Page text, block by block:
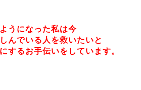
うになった私は今
んでいる人を救いたいと
するお手伝いをしています。